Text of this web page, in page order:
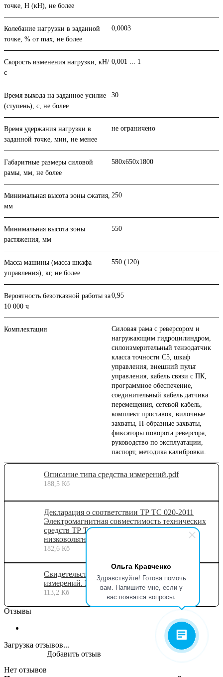
Ольга Кравченко
Здравствуйте! Готова помочь
вам. Напишите мне, если у
вас появятся вопросы.
точке, Н (кН), не более
Колебание нагрузки в задан­ной
точке, % от max, не более
0,0003
Скорость изменения нагрузки, кН/
с
0,001 ... 1
Время выхода на заданное усилие
(ступень), с, не более
30
Время удержания нагрузки в
заданной точке, мин, не менее
не ограничено
Габаритные размеры силовой
рамы, мм, не более
580х650х1800
Минимальная высота зоны сжатия,
мм
250
Минимальная высота зоны
растяжения, мм
550
Масса машины (масса шкафа
управления), кг, не более
550 (120)
Вероятность безотказной работы за
10 000 ч
0,95
Комплектация
Cиловая рама с реверсором и
нагружающим гидроцилиндром,
силоизмерительный тензодатчик
класса точности С5, шкаф
управления, внешний пульт
управления, кабель связи с ПК,
программное обеспечение,
соединительный кабель датчика
перемещения, сетевой кабель,
комплект проставок, вилочные
захваты, П-образные захваты,
фиксаторы поворота реверсора,
руководство по эксплуатации,
паспорт, методика калибровки.
Описание типа средства измерений.pdf
188,5 Кб
Декларация о соответствии ТР ТС 020-2011
Электромагнитная совместимость технических
средств ТР ТС 004-2011 О безопасности
низковольтного оборудования
182,6 Кб
Свидетельство об утверждении типа средств
измерений. Российская Федерация
113,2 Кб
Отзывы
Загрузка отзывов...
Нет отзывов
Добавить отзыв